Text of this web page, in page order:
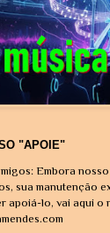
"APOIE"
Embora
sua manutenção
apoiá-lo, vai aqui o